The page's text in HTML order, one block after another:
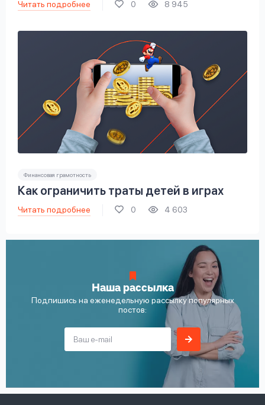
Читать подробнее 0 8 945
Финансовая грамотность
Как ограничить траты детей в играх
Читать подробнее 0 4 603
Наша рассылка
Подпишись на еженедельную рассылку популярных
постов: